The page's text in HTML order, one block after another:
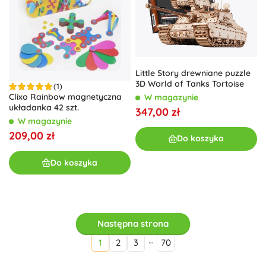
(1)
Clixo Rainbow magnetyczna
układanka 42 szt.
W magazynie
209,00 zł
Do koszyka
Little Story drewniane puzzle
3D World of Tanks Tortoise
W magazynie
347,00 zł
Do koszyka
Następna strona
1
2 3 … 70